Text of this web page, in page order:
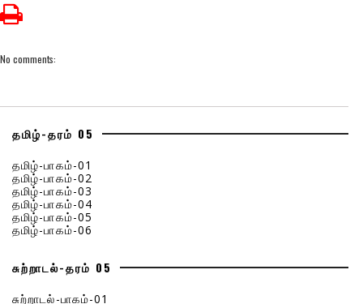
No comments:
தமிழ்-தரம் 05
தமிழ்-பாகம்-01
தமிழ்-பாகம்-02
தமிழ்-பாகம்-03
தமிழ்-பாகம்-04
தமிழ்-பாகம்-05
தமிழ்-பாகம்-06
சுற்றாடல்-தரம் 05
சுற்றாடல்-பாகம்-01